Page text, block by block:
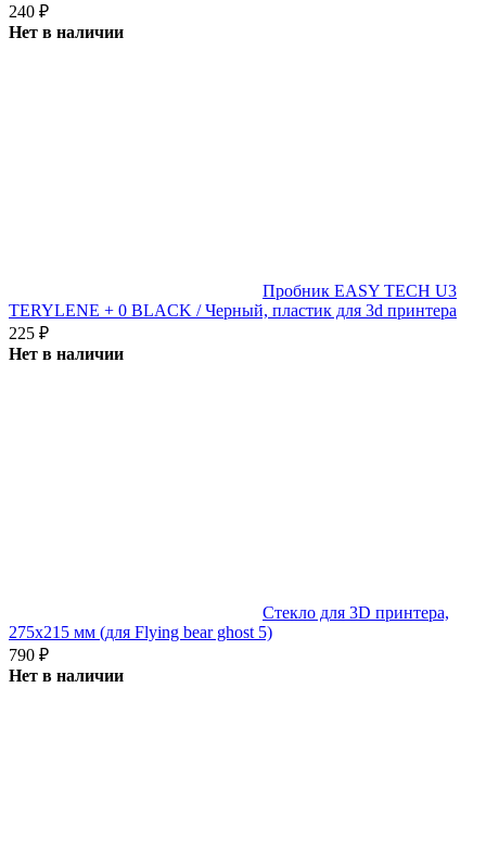
240 ₽
Нет в наличии
Пробник EASY TECH U3
TERYLENE + 0 BLACK / Черный, пластик для 3d принтера
225 ₽
Нет в наличии
Стекло для 3D принтера,
275х215 мм (для Flying bear ghost 5)
790 ₽
Нет в наличии